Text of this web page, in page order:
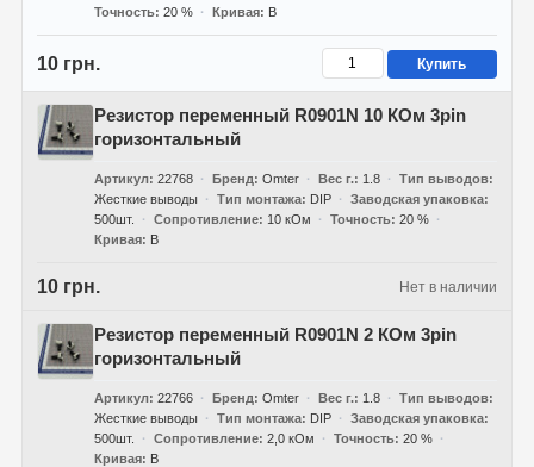
Точность 20 % Кривая B
10 грн. Купить
Резистор переменный R0901N 10 КОм 3pin
горизонтальный
Артикул 22768 Бренд Omter Вес г. 1.8
Тип выводов
Жесткие выводы
Тип монтажа DIP
Заводская упаковка
500шт.
Сопротивление 10 кОм Точность 20 %
Кривая
B
10 грн. Нет в наличии
Резистор переменный R0901N 2 КОм 3pin
горизонтальный
Артикул 22766 Бренд Omter Вес г. 1.8
Тип выводов
Жесткие выводы
Тип монтажа DIP
Заводская упаковка
500шт.
Сопротивление 2,0 кОм Точность 20 %
Кривая
B